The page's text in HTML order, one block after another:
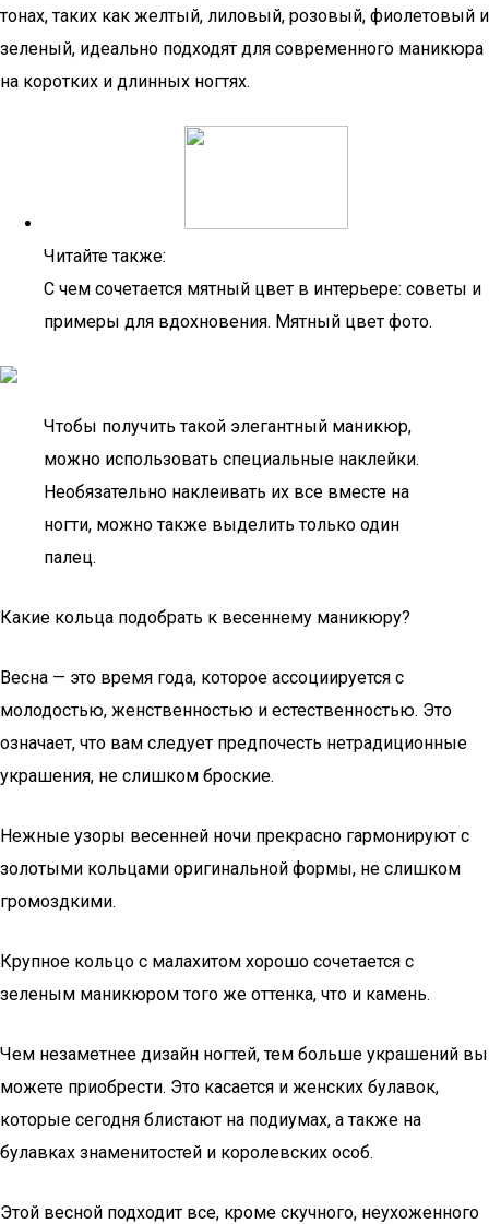
тонах, таких как желтый, лиловый, розовый, фиолетовый и
зеленый, идеально подходят для современного маникюра
на коротких и длинных ногтях.
Читайте также:
С чем сочетается мятный цвет в интерьере: советы и
примеры для вдохновения. Мятный цвет фото.
Чтобы получить такой элегантный маникюр,
можно использовать специальные наклейки.
Необязательно наклеивать их все вместе на
ногти, можно также выделить только один
палец.
Какие кольца подобрать к весеннему маникюру?
Весна — это время года, которое ассоциируется с
молодостью, женственностью и естественностью. Это
означает, что вам следует предпочесть нетрадиционные
украшения, не слишком броские.
Нежные узоры весенней ночи прекрасно гармонируют с
золотыми кольцами оригинальной формы, не слишком
громоздкими.
Крупное кольцо с малахитом хорошо сочетается с
зеленым маникюром того же оттенка, что и камень.
Чем незаметнее дизайн ногтей, тем больше украшений вы
можете приобрести. Это касается и женских булавок,
которые сегодня блистают на подиумах, а также на
булавках знаменитостей и королевских особ.
Этой весной подходит все, кроме скучного, неухоженного